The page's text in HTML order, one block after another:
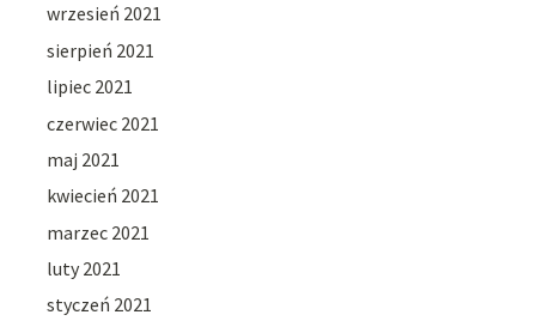
wrzesień 2021
sierpień 2021
lipiec 2021
czerwiec 2021
maj 2021
kwiecień 2021
marzec 2021
luty 2021
styczeń 2021